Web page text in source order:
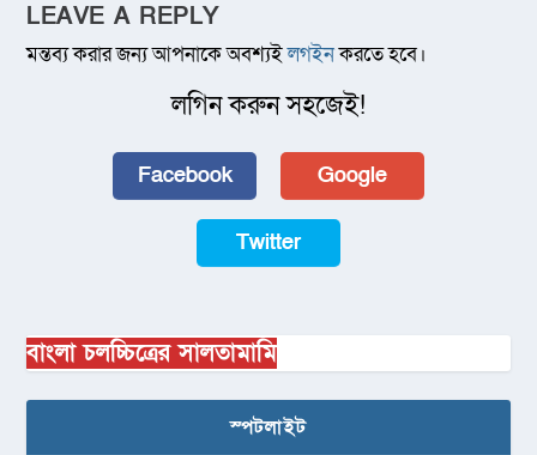
LEAVE A REPLY
মন্তব্য করার জন্য আপনাকে অবশ্যইলগইনকরতে হবে।
লগিন করুন সহজেই!
Facebook Google
Twitter
বাংলা চলচ্চিত্রের সালতামামি
স্পটলাইট